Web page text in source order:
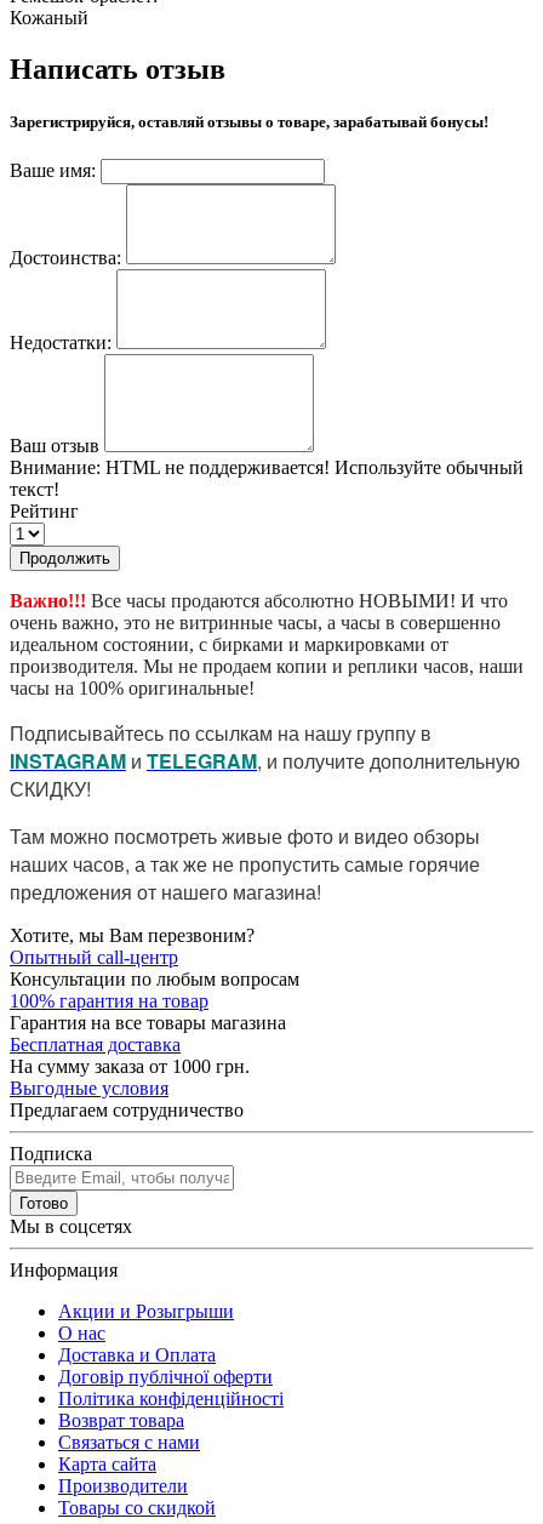
Кожаный
Написать отзыв
Зарегистрируйся, оставляй отзывы о товаре, зарабатывай бонусы!
Ваше имя:
Достоинства:
Недостатки:
Ваш отзыв
Внимание: HTML не поддерживается! Используйте обычный
текст!
Рейтинг
Продолжить
Важно!!! Все часы продаются абсолютно НОВЫМИ! И что
очень важно, это не витринные часы, а часы в совершенно
идеальном состоянии, с бирками и маркировками от
производителя. Мы не продаем копии и реплики часов, наши
часы на 100% оригинальные!
Подписывайтесь по ссылкам на нашу группу в
INSTAGRAM и TELEGRAM, и получите дополнительную
СКИДКУ!
Там можно посмотреть живые фото и видео обзоры
наших часов, а так же не пропустить самые горячие
предложения от нашего магазина!
Хотите, мы Вам перезвоним?
Опытный call-центр
Консультации по любым вопросам
100% гарантия на товар
Гарантия на все товары магазина
Бесплатная доставка
На сумму заказа от 1000 грн.
Выгодные условия
Предлагаем сотрудничество
Подписка
Готово
Мы в соцсетях
Информация
Акции и Розыгрыши
О нас
Доставка и Оплата
Договір публічної оферти
Політика конфіденційності
Возврат товара
Связаться с нами
Карта сайта
Производители
Товары со скидкой